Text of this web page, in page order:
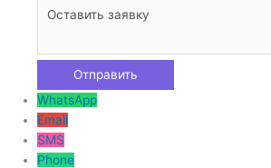
WhatsApp
Email
SMS
Phone